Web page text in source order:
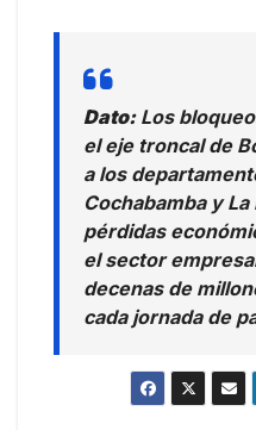
Dato:Los
el eje troncal de
a los
Cochabamba y
pérdidas
el sector
decenas de
cada jornada de